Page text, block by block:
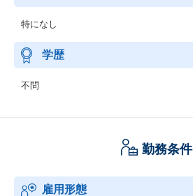
特になし
学歴
不問
勤務条件
雇用形態